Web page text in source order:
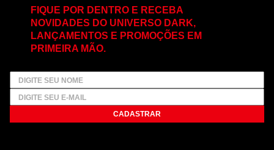
FIQUE POR DENTRO E RECEBA
NOVIDADES DO UNIVERSO DARK,
LANÇAMENTOS E PROMOÇÕES EM
PRIMEIRA MÃO.
CADASTRAR